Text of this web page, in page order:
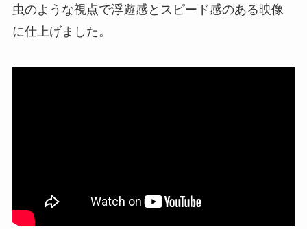
虫のような視点で浮遊感とスピード感のある映像
に仕上げました。